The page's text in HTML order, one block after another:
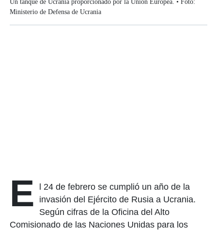
Un tanque de Ucrania proporcionado por la Unión Europea. • Foto:
Ministerio de Defensa de Ucrania
E
l 24 de febrero se cumplió un año de la
invasión del Ejército de Rusia a Ucrania.
Según cifras de la Oficina del Alto
Comisionado de las Naciones Unidas para los